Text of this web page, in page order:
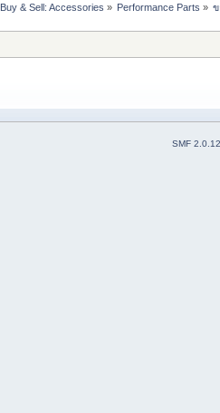
Buy & Sell: Accessories » Performance Parts »
SMF 2.0.12